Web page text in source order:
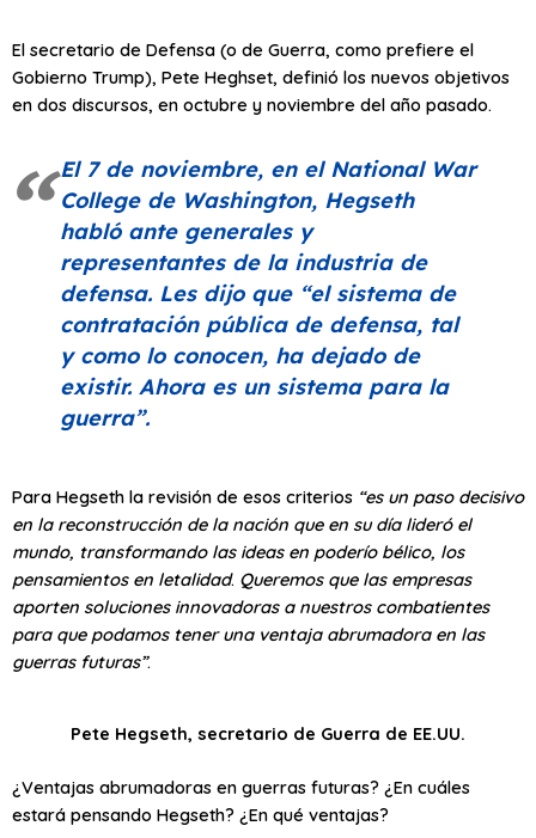
El secretario de Defensa (o de Guerra, como prefiere el
Gobierno Trump), Pete Heghset, definió los nuevos objetivos
en dos discursos, en octubre y noviembre del año pasado.
El 7 de noviembre, en el National War
College de Washington, Hegseth
habló ante generales y
representantes de la industria de
defensa. Les dijo que “el sistema de
contratación pública de defensa, tal
y como lo conocen, ha dejado de
existir. Ahora es un sistema para la
guerra”.
Para Hegseth la revisión de esos criterios “es un paso decisivo
en la reconstrucción de la nación que en su día lideró el
mundo, transformando las ideas en poderío bélico, los
pensamientos en letalidad. Queremos que las empresas
aporten soluciones innovadoras a nuestros combatientes
para que podamos tener una ventaja abrumadora en las
guerras futuras”.
Pete Hegseth, secretario de Guerra de EE.UU.
¿Ventajas abrumadoras en guerras futuras? ¿En cuáles
estará pensando Hegseth? ¿En qué ventajas?